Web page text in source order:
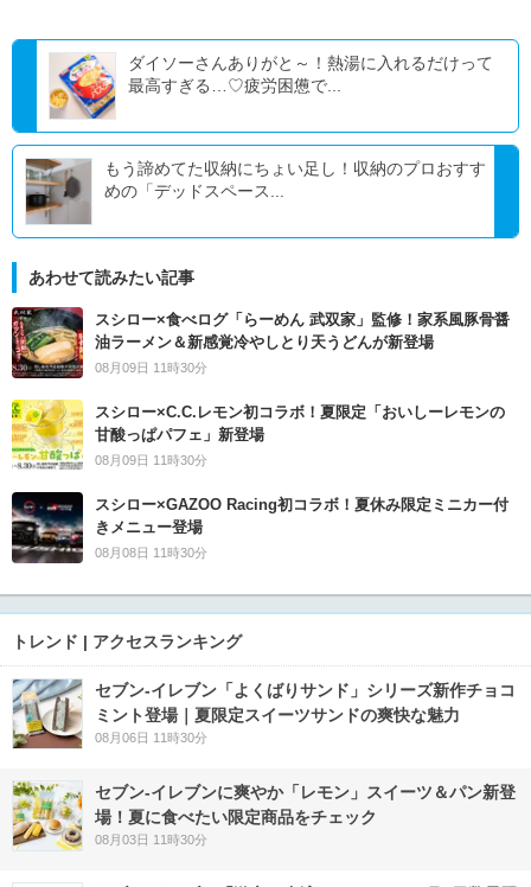
ダイソーさんありがと～！熱湯に入れるだけって
最高すぎる…♡疲労困憊で...
もう諦めてた収納にちょい足し！収納のプロおすす
めの「デッドスペース...
あわせて読みたい記事
スシロー×食べログ「らーめん 武双家」監修！家系風豚骨醤
油ラーメン＆新感覚冷やしとり天うどんが新登場
08月09日 11時30分
スシロー×C.C.レモン初コラボ！夏限定「おいしーレモンの
甘酸っぱパフェ」新登場
08月09日 11時30分
スシロー×GAZOO Racing初コラボ！夏休み限定ミニカー付
きメニュー登場
08月08日 11時30分
トレンド | アクセスランキング
セブン‐イレブン「よくばりサンド」シリーズ新作チョコ
ミント登場｜夏限定スイーツサンドの爽快な魅力
08月06日 11時30分
セブン‐イレブンに爽やか「レモン」スイーツ＆パン新登
場！夏に食べたい限定商品をチェック
08月03日 11時30分